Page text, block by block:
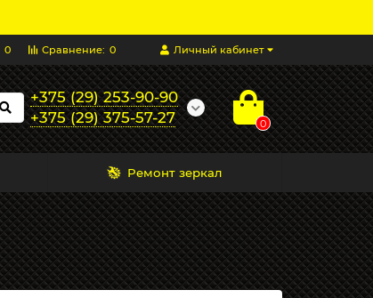
Личный кабинет
Сравнение: 0
0
+375 (29) 253-90-90
+375 (29) 375-57-27
0
Ремонт зеркал